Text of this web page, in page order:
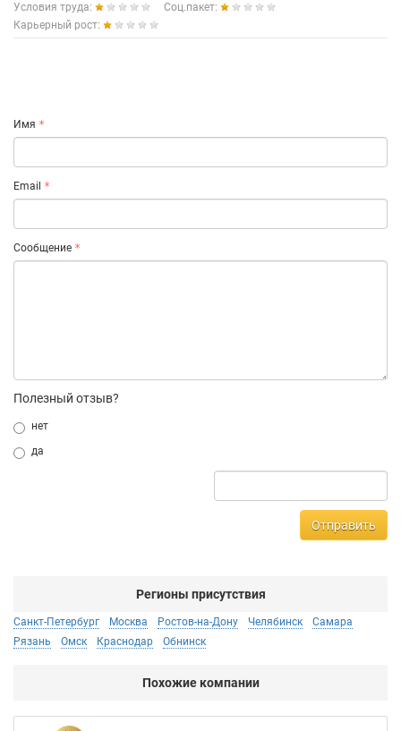
Условия труда:
Соц.пакет:
Карьерный рост:
Имя
Email
Сообщение
Полезный отзыв?
нет
да
Отправить
Регионы присутствия
Санкт-Петербург Москва Ростов-на-Дону Челябинск
Самара
Рязань
Омск Краснодар Обнинск
Похожие компании